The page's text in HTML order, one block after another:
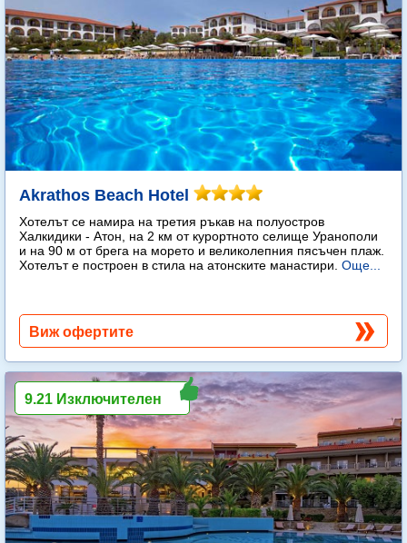
Akrathos Beach Hotel
Хотелът се намира на третия ръкав на полуостров
Халкидики - Атон, на 2 км от курортното селище Уранополи
и на 90 м от брега на морето и великолепния пясъчен плаж.
Хотелът е построен в стила на атонските манастири. Още...
Виж офертите
9.21 Изключителен